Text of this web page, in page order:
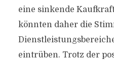
eine sinkende
könnten daher die
eintrüben. Trotz der